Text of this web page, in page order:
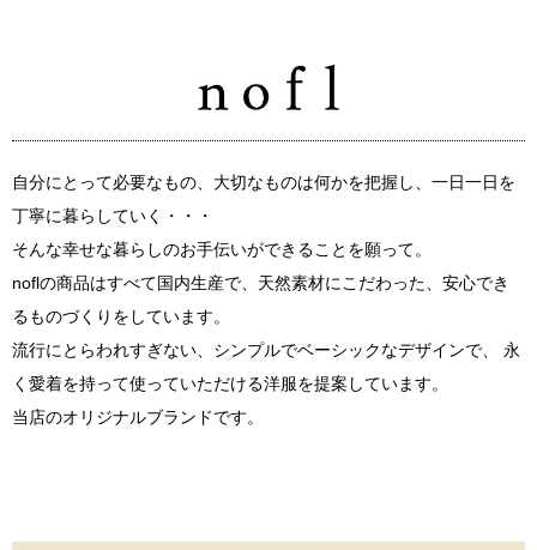
自分にとって必要なもの、大切なものは何かを把握し、一日一日を
丁寧に暮らしていく・・・
そんな幸せな暮らしのお手伝いができることを願って。
noflの商品はすべて国内生産で、天然素材にこだわった、安心でき
るものづくりをしています。
流行にとらわれすぎない、シンプルでベーシックなデザインで、 永
く愛着を持って使っていただける洋服を提案しています。
当店のオリジナルブランドです。